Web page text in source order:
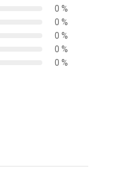
0 %
0 %
0 %
0 %
0 %